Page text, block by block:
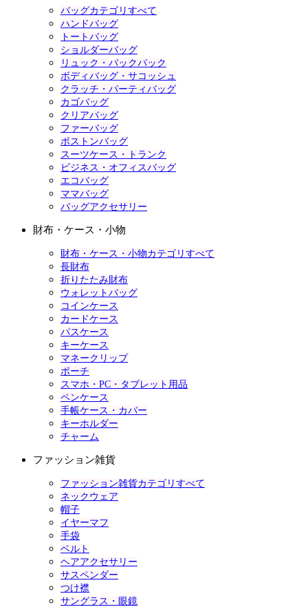
バッグカテゴリすべて
ハンドバッグ
トートバッグ
ショルダーバッグ
リュック・バックパック
ボディバッグ・サコッシュ
クラッチ・パーティバッグ
カゴバッグ
クリアバッグ
ファーバッグ
ボストンバッグ
スーツケース・トランク
ビジネス・オフィスバッグ
エコバッグ
ママバッグ
バッグアクセサリー
財布・ケース・小物
財布・ケース・小物カテゴリすべて
長財布
折りたたみ財布
ウォレットバッグ
コインケース
カードケース
パスケース
キーケース
マネークリップ
ポーチ
スマホ・PC・タブレット用品
ペンケース
手帳ケース・カバー
キーホルダー
チャーム
ファッション雑貨
ファッション雑貨カテゴリすべて
ネックウェア
帽子
イヤーマフ
手袋
ベルト
ヘアアクセサリー
サスペンダー
つけ襟
サングラス・眼鏡